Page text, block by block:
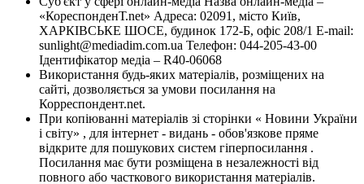
«КореспонденТ.net» Адреса: 02091, місто Київ,
ХАРКІВСЬКЕ ШОСЕ, будинок 172-Б, офіс 208/1 E-mail:
sunlight@mediadim.com.ua Телефон: 044-205-43-00
Ідентифікатор медіа – R40-06068
Використання будь-яких матеріалів, розміщених на
сайті, дозволяється за умови посилання на
Корреспондент.net.
При копіюванні матеріалів зі сторінки « Новини України
і світу» , для інтернет - видань - обов'язкове пряме
відкрите для пошукових систем гіперпосилання .
Посилання має бути розміщена в незалежності від
повного або часткового використання матеріалів.